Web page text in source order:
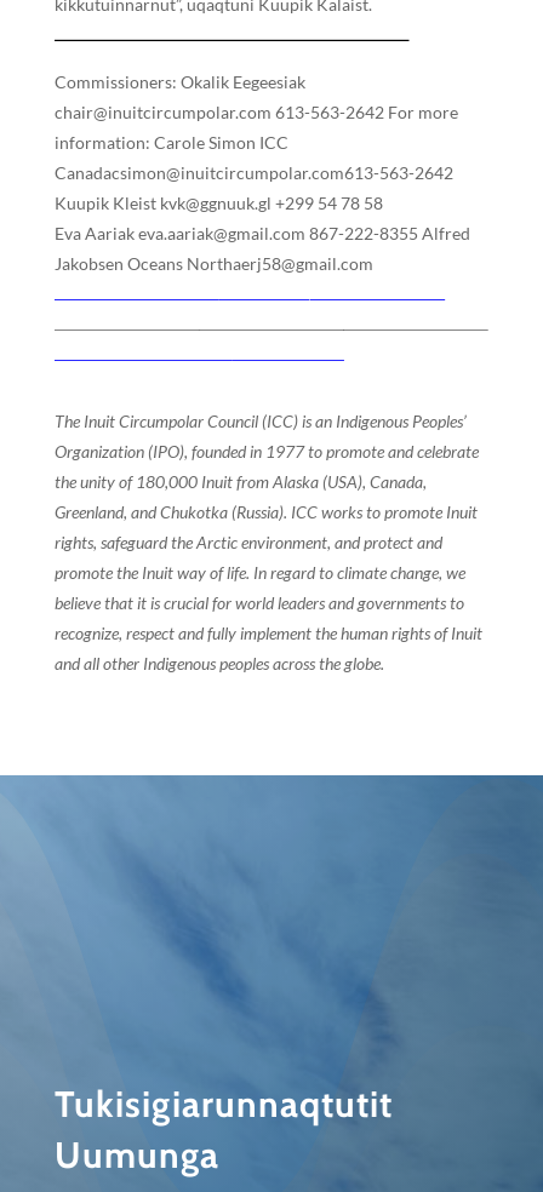
Commissioners: Okalik Eegeesiak
chair@inuitcircumpolar.com 613-563-2642 For more
information: Carole Simon ICC
Canadacsimon@inuitcircumpolar.com613-563-2642
Kuupik Kleist kvk@ggnuuk.gl +299 54 78 58
Eva Aariak eva.aariak@gmail.com 867-222-8355 Alfred
Jakobsen Oceans Northaerj58@gmail.com
The Inuit Circumpolar Council (ICC) is an Indigenous Peoples’
Organization (IPO), founded in 1977 to promote and celebrate
the unity of 180,000 Inuit from Alaska (USA), Canada,
Greenland, and Chukotka (Russia). ICC works to promote Inuit
rights, safeguard the Arctic environment, and protect and
promote the Inuit way of life. In regard to climate change, we
believe that it is crucial for world leaders and governments to
recognize, respect and fully implement the human rights of Inuit
and all other Indigenous peoples across the globe.
Tukisigiarunnaqtutit
Uumunga